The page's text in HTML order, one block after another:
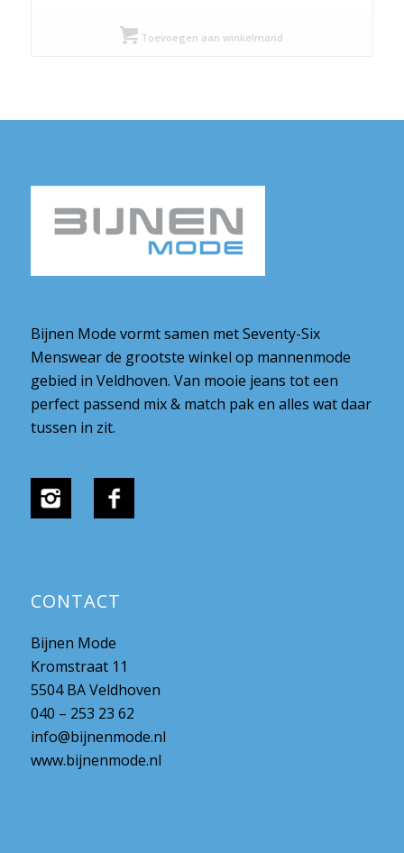
was:
€ 379,95. € 189,98.
Toevoegen aan winkelmand
Bijnen Mode vormt samen met Seventy-Six
Menswear de grootste winkel op mannenmode
gebied in Veldhoven. Van mooie jeans tot een
perfect passend mix & match pak en alles wat daar
tussen in zit.
CONTACT
Bijnen Mode
Kromstraat 11
5504 BA Veldhoven
040 – 253 23 62
info@bijnenmode.nl
www.bijnenmode.nl